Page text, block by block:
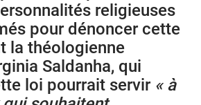
religieuses
pour dénoncer cette
la théologienne
Saldanha, qui
loi pourrait servir « à